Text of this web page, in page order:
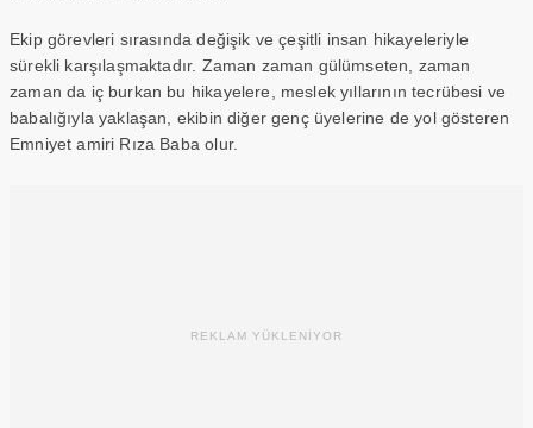
Ekip görevleri sırasında değişik ve çeşitli insan hikayeleriyle
sürekli karşılaşmaktadır. Zaman zaman gülümseten, zaman
zaman da iç burkan bu hikayelere, meslek yıllarının tecrübesi ve
babalığıyla yaklaşan, ekibin diğer genç üyelerine de yol gösteren
Emniyet amiri Rıza Baba olur.
REKLAM YÜKLENİYOR